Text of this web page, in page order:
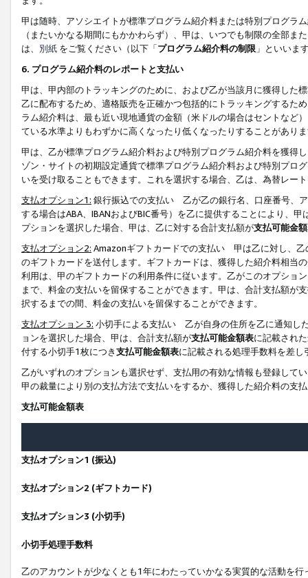
甲は随時、アソシエイトが標準プログラム紹介料または特別プログラ
（またいかなる期間にもかかわらず）、甲は、いつでも制限の全部
は、 別紙 をご覧ください（以下「プログラム紹介料の制限 」といいま
6. プログラム紹介料のレポートと支払い
甲は、甲内部のトラッキングのために、および乙が当該月に獲得した
乙に配布するため、適格販売を正確かつ包括的にトラッキングするた
ラム紹介料は、最も近い現地通貨の金額（米ドルの場合はセントなど
ている水準よりもわずかに高くなったり低くなったりすることがあり
甲は、乙が標準プログラム紹介料および特別プログラム紹介料を獲得
ゾン・サイトの初期設定通貨で標準プログラム紹介料および特別プロ
いを受け取ることもできます。これを選択する場合、乙は、為替レー
支払オプション1: 銀行振込での支払い 乙が乙の銀行名、口座番号、
する場合はABA、IBANおよびBIC番号）を乙に提供することにより、
プションを選択した場合、甲は、乙に対する合計支払額が支払可能金
支払オプション2: Amazonギフトカードでの支払い 甲は乙に対し、乙
のギフトカードを送付します。ギフトカードは、獲得した紹介料相当
利用は、甲のギフトカードの利用条件に従います。乙がこのオプショ
まで、料金の支払いを留保することができます。甲は、合計支払額が
択するまでの間、料金の支払いを留保することができます。
支払オプション 3: 小切手による支払い 乙が自身の住所を乙に通知し
ョンを選択した場合、甲は、合計支払額が支払可能金額表に記載され
付する小切手1枚につき支払可能金額表に記載される処理手数料を差し
乙がいずれのオプションも選択せず、支払用の有効な情報も登録して
甲の裁量により別の支払方法で支払いをするか、獲得した紹介料の支
支払可能金額表
支払オプション1 (振込)
支払オプション2 (ギフトカード)
支払オプション3 (小切手)
小切手処理手数料
乙のアカウントが少なくとも1年にわたっていかなる実質的な活動を